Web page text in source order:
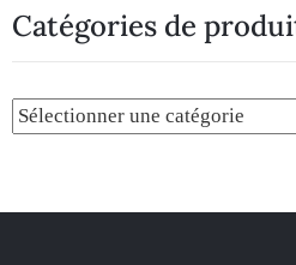
Catégories de